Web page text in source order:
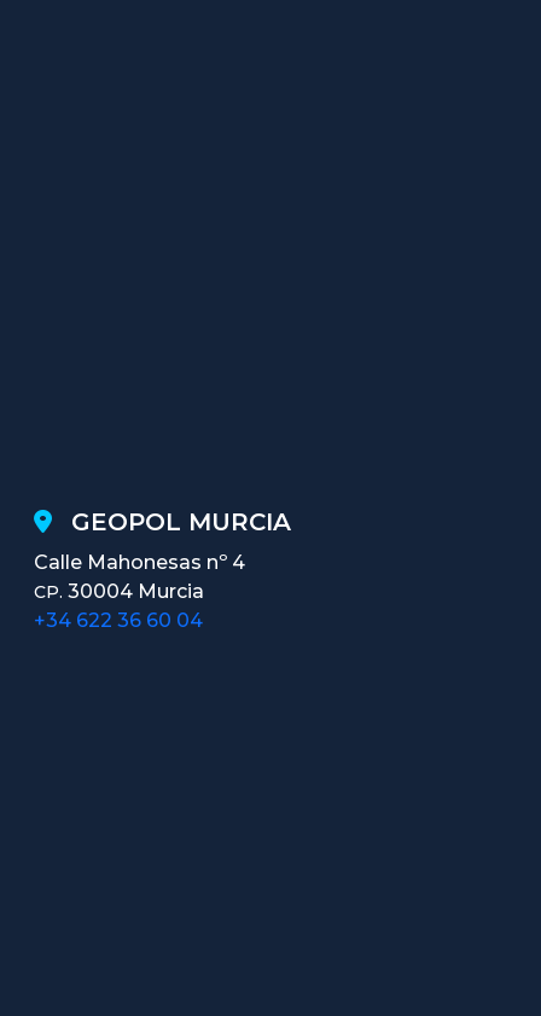
GEOPOL MURCIA
Calle Mahonesas nº 4
CP. 30004 Murcia
+34 622 36 60 04